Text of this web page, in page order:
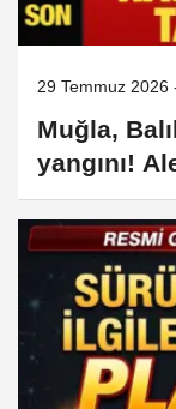
29 Temmuz 2026
Muğla,
yangını!
karayolu